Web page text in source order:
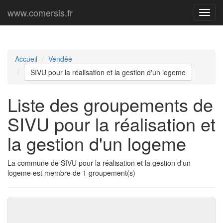
Menu
www.comersis.fr
Accueil
Vendée
SIVU pour la réalisation et la gestion d'un logeme
Liste des groupements de
SIVU pour la réalisation et
la gestion d'un logeme
La commune de SIVU pour la réalisation et la gestion d'un
logeme est membre de 1 groupement(s)